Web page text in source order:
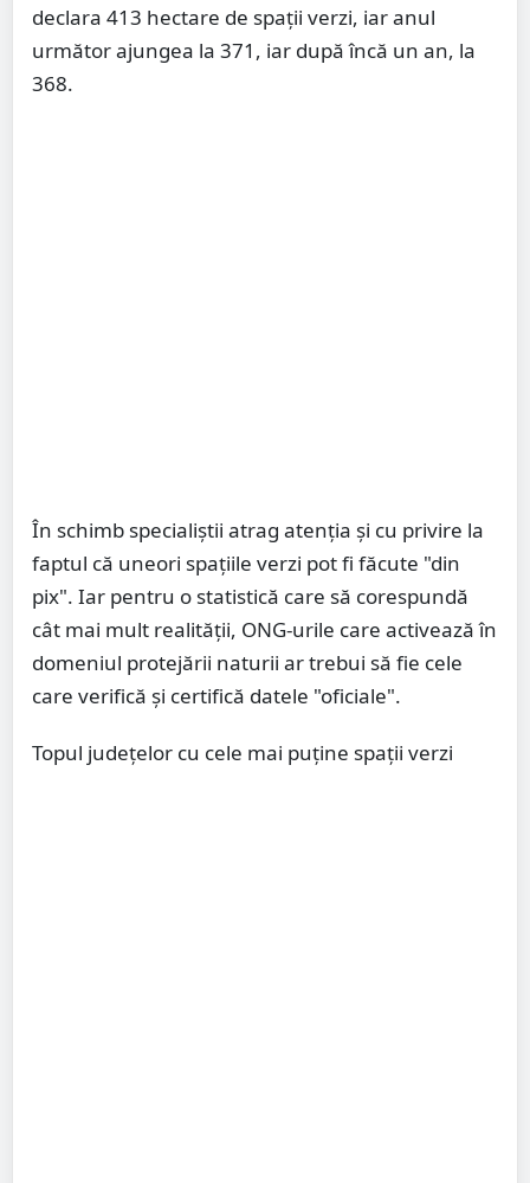
declara 413 hectare de spații verzi, iar anul
următor ajungea la 371, iar după încă un an, la
368.
În schimb specialiștii atrag atenția și cu privire la
faptul că uneori spațiile verzi pot fi făcute "din
pix". Iar pentru o statistică care să corespundă
cât mai mult realității, ONG-urile care activează în
domeniul protejării naturii ar trebui să fie cele
care verifică și certifică datele "oficiale".
Topul județelor cu cele mai puține spații verzi